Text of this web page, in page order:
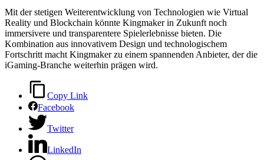
Mit der stetigen Weiterentwicklung von Technologien wie Virtual
Reality und Blockchain könnte Kingmaker in Zukunft noch
immersivere und transparentere Spielerlebnisse bieten. Die
Kombination aus innovativem Design und technologischem
Fortschritt macht Kingmaker zu einem spannenden Anbieter, der die
iGaming-Branche weiterhin prägen wird.
Copy Link
Facebook
Twitter
LinkedIn